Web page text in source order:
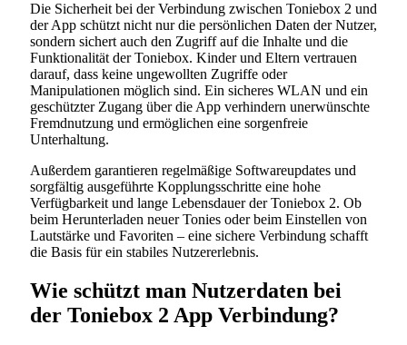
Die Sicherheit bei der Verbindung zwischen Toniebox 2 und
der App schützt nicht nur die persönlichen Daten der Nutzer,
sondern sichert auch den Zugriff auf die Inhalte und die
Funktionalität der Toniebox. Kinder und Eltern vertrauen
darauf, dass keine ungewollten Zugriffe oder
Manipulationen möglich sind. Ein sicheres WLAN und ein
geschützter Zugang über die App verhindern unerwünschte
Fremdnutzung und ermöglichen eine sorgenfreie
Unterhaltung.
Außerdem garantieren regelmäßige Softwareupdates und
sorgfältig ausgeführte Kopplungsschritte eine hohe
Verfügbarkeit und lange Lebensdauer der Toniebox 2. Ob
beim Herunterladen neuer Tonies oder beim Einstellen von
Lautstärke und Favoriten – eine sichere Verbindung schafft
die Basis für ein stabiles Nutzererlebnis.
Wie schützt man Nutzerdaten bei
der Toniebox 2 App Verbindung?